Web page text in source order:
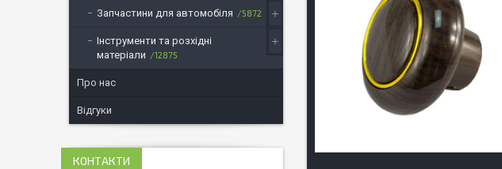
Запчастини для автомобіля 5872
Інструменти та розхідні
матеріали
12875
Про нас
Відгуки
КОНТАКТИ